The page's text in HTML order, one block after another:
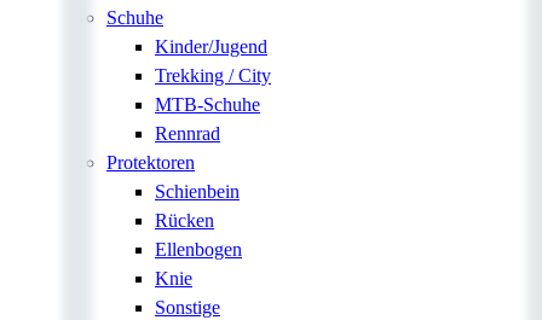
Schuhe
Kinder/Jugend
Trekking / City
MTB-Schuhe
Rennrad
Protektoren
Schienbein
Rücken
Ellenbogen
Knie
Sonstige